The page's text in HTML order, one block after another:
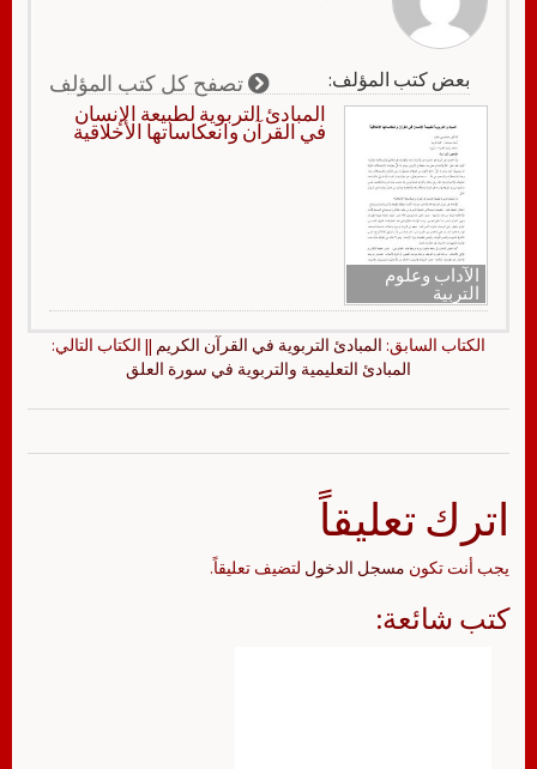
بعض كتب المؤلف: تصفح كل كتب المؤلف
الآداب وعلوم
التربية
المبادئ التربوية لطبيعة الإنسان
في القرآن وانعكاساتها الأخلاقية
الكتاب السابق: المبادئ التربوية في القرآن الكريم || الكتاب التالي:
المبادئ التعليمية والتربوية في سورة العلق
اترك تعليقاً
يجب أنت تكون مسجل الدخول لتضيف تعليقاً.
كتب شائعة: